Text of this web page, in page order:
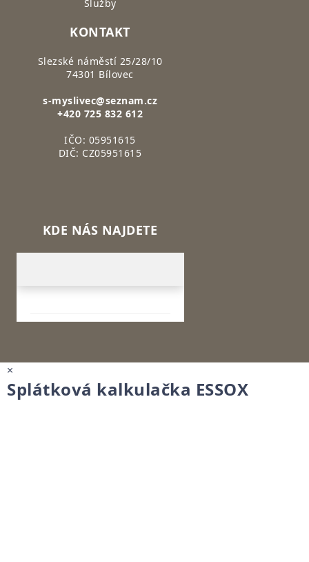
Služby
KONTAKT
Slezské náměstí 25/28/10
74301 Bílovec
s-myslivec@seznam.cz
+420 725 832 612
IČO: 05951615
DIČ: CZ05951615
KDE NÁS NAJDETE
×
Splátková kalkulačka ESSOX